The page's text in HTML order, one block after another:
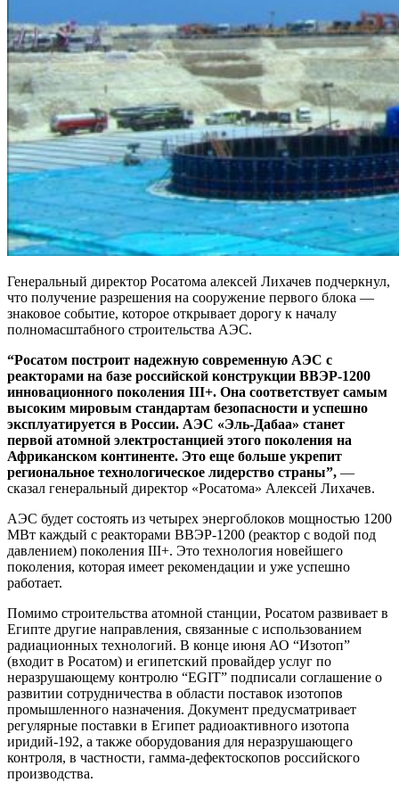
Генеральный директор Росатома алексей Лихачев подчеркнул,
что получение разрешения на сооружение первого блока —
знаковое событие, которое открывает дорогу к началу
полномасштабного строительства АЭС.
“Росатом построит надежную современную АЭС с
реакторами на базе российской конструкции ВВЭР-1200
инновационного поколения III+. Она соответствует самым
высоким мировым стандартам безопасности и успешно
эксплуатируется в России. АЭС «Эль-Дабаа» станет
первой атомной электростанцией этого поколения на
Африканском континенте. Это еще больше укрепит
региональное технологическое лидерство страны”, —
сказал генеральный директор «Росатома» Алексей Лихачев.
АЭС будет состоять из четырех энергоблоков мощностью 1200
МВт каждый с реакторами ВВЭР-1200 (реактор с водой под
давлением) поколения III+. Это технология новейшего
поколения, которая имеет рекомендации и уже успешно
работает.
Помимо строительства атомной станции, Росатом развивает в
Египте другие направления, связанные с использованием
радиационных технологий. В конце июня АО “Изотоп”
(входит в Росатом) и египетский провайдер услуг по
неразрушающему контролю “EGIT” подписали соглашение о
развитии сотрудничества в области поставок изотопов
промышленного назначения. Документ предусматривает
регулярные поставки в Египет радиоактивного изотопа
иридий-192, а также оборудования для неразрушающего
контроля, в частности, гамма-дефектоскопов российского
производства.